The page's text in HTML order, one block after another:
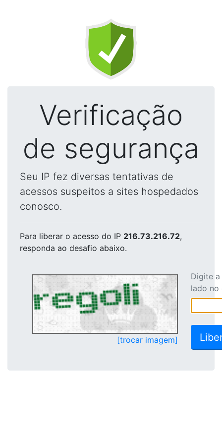
Verificação
de segurança
Seu IP fez diversas tentativas de
acessos suspeitos a sites hospedados
conosco.
Para liberar o acesso do IP 216.73.216.72,
responda ao desafio abaixo.
[trocar imagem]
Digite
lado no